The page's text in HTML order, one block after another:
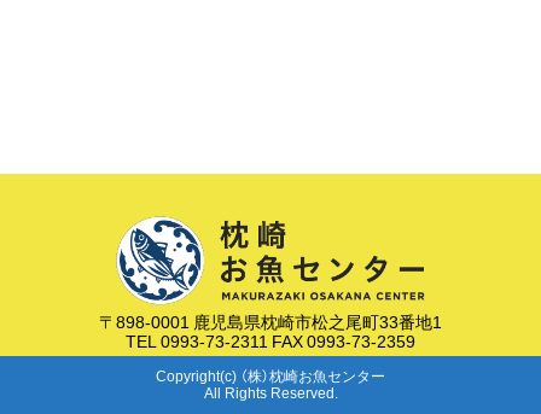
〒898-0001 鹿児島県枕崎市松之尾町33番地1
TEL 0993-73-2311 FAX 0993-73-2359
Copyright(c) （株）枕崎お魚センター
All Rights Reserved.